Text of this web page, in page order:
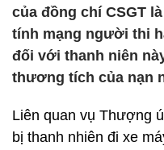
của đồng chí CSGT
tính mạng người thi
đối với thanh niên
thương tích của nạn
Liên quan vụ Thượng
bị thanh nhiên đi xe